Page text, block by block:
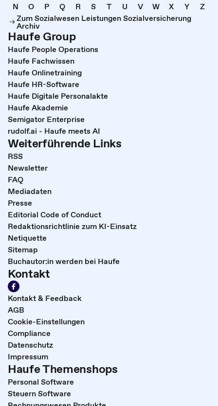
N
O P Q R S T U V W X Y
Z
Zum Sozialwesen Leistungen Sozialversicherung
Archiv
Haufe Group
Haufe People Operations
Haufe Fachwissen
Haufe Onlinetraining
Haufe HR-Software
Haufe Digitale Personalakte
Haufe Akademie
Semigator Enterprise
rudolf.ai - Haufe meets AI
Weiterführende Links
RSS
Newsletter
FAQ
Mediadaten
Presse
Editorial Code of Conduct
Redaktionsrichtlinie zum KI-Einsatz
Netiquette
Sitemap
Buchautor:in werden bei Haufe
Kontakt
Kontakt & Feedback
AGB
Cookie-Einstellungen
Compliance
Datenschutz
Impressum
Haufe Themenshops
Personal Software
Steuern Software